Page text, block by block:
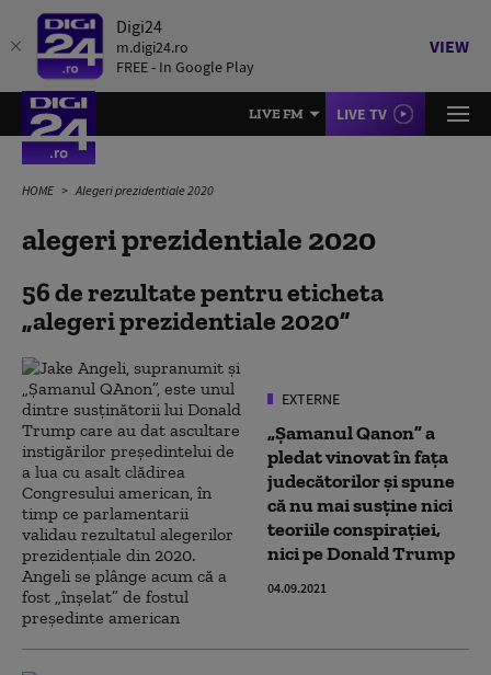
Digi24
m.digi24.ro
FREE - In Google Play
VIEW
LIVE FM LIVE TV
HOME Alegeri prezidentiale 2020
alegeri prezidentiale 2020
56 de rezultate pentru eticheta
alegeri prezidentiale 2020
EXTERNE
„Șamanul Qanon” a
pledat vinovat în fața
judecătorilor și spune
că nu mai susține nici
teoriile conspirației,
nici pe Donald Trump
04.09.2021